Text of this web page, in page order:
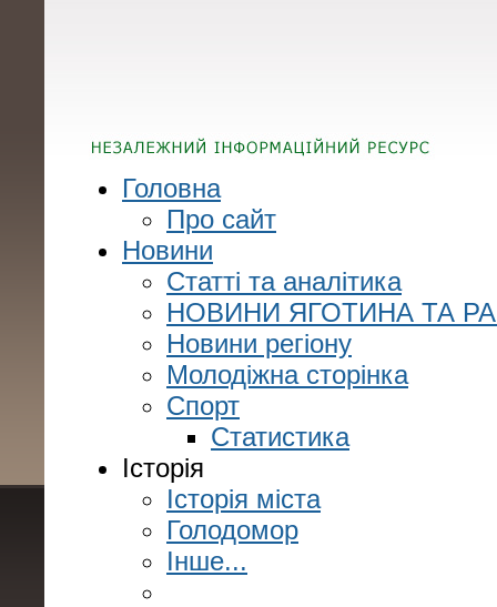
Головна
Про сайт
Новини
Статті та аналітика
НОВИНИ ЯГОТИНА ТА
Новини регіону
Молодіжна сторінка
Спорт
Статистика
Історія
Історія міста
Голодомор
Інше...